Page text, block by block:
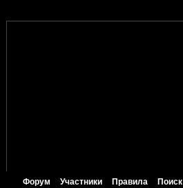
Форум Участники Правила Поиск